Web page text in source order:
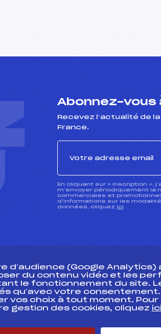
Abonnez-
Recevez l’actualité de
France.
En cliquant sur « inscription »,
m’envoyer périodiquement la
commerciales et
d’informations sur les
données, cliquez ici
Pôle vie de
Enseignement
d’audience (Google Analytics)
du contenu vidéo et les
le fonctionnement du site.
qu’avec votre consentement.
vos choix à tout moment. Pour
gestion des cookies, cliquez ici